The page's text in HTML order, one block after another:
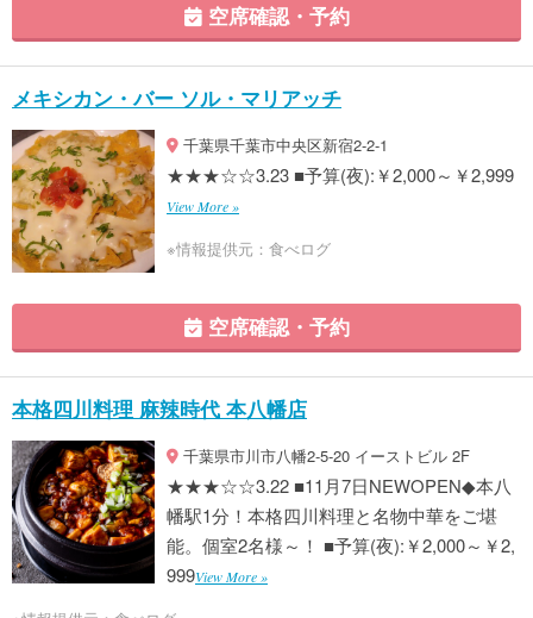
空席確認・予約
メキシカン・バー ソル・マリアッチ
千葉県千葉市中央区新宿2-2-1
★★★☆☆3.23 ■予算(夜):￥2,000～￥2,999
View More »
※情報提供元：食べログ
空席確認・予約
本格四川料理 麻辣時代 本八幡店
千葉県市川市八幡2-5-20 イーストビル 2F
★★★☆☆3.22 ■11月7日NEWOPEN◆本八
幡駅1分！本格四川料理と名物中華をご堪
能。個室2名様～！ ■予算(夜):￥2,000～￥2,
999View More »